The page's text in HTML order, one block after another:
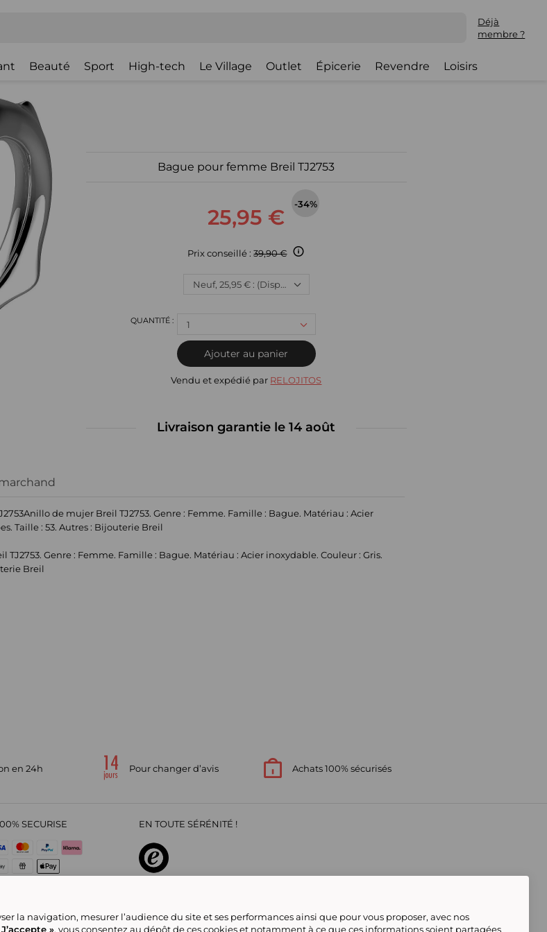
Déjà
membre ?
Beauté Sport High-tech Le Village Outlet Épicerie Revendre Loisirs
Bague pour femme Breil TJ2753
25,95 €
-34%
Prix conseillé :39,90 €
Neuf, 25,95 € : (Disponible)
1
Ajouter au panier
Vendu et expédié par RELOJITOS
Livraison garantie le 14 août
de mujer Breil TJ2753. Genre : Femme. Famille : Bague. Matériau : Acier
Taille : 53. Autres : Bijouterie Breil
Genre : Femme. Famille : Bague. Matériau : Acier inoxydable. Couleur : Gris.
Breil
en 24h Pour changer d’avis Achats 100% sécurisés
SECURISE EN TOUTE SÉRÉNITÉ !
la navigation, mesurer l’audience du site et ses performances ainsi que pour vous proposer, avec nos
J’accepte », vous consentez au dépôt de ces cookies et notamment à ce que ces informations soient partagées